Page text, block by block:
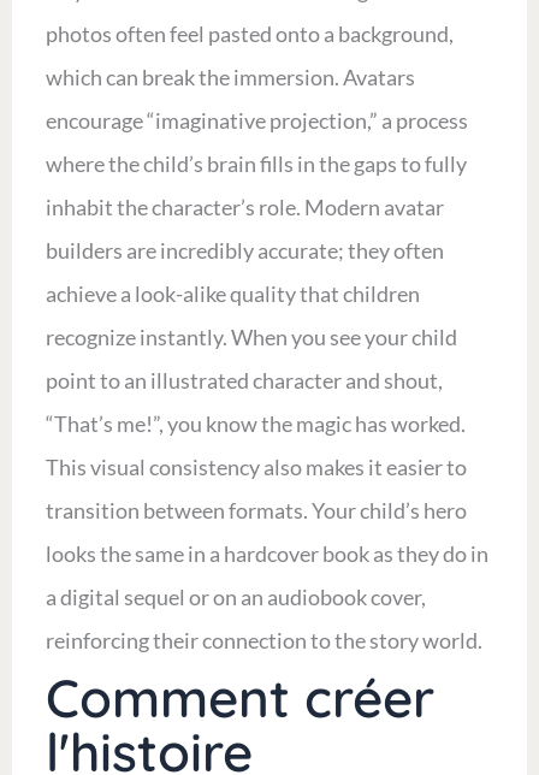
photos often feel pasted onto a background,
which can break the immersion. Avatars
encourage “imaginative projection,” a process
where the child’s brain fills in the gaps to fully
inhabit the character’s role. Modern avatar
builders are incredibly accurate; they often
achieve a look-alike quality that children
recognize instantly. When you see your child
point to an illustrated character and shout,
“That’s me!”, you know the magic has worked.
This visual consistency also makes it easier to
transition between formats. Your child’s hero
looks the same in a hardcover book as they do in
a digital sequel or on an audiobook cover,
reinforcing their connection to the story world.
Comment créer
l'histoire